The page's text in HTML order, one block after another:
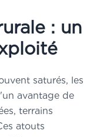
: un
saturés, les
avantage de
terrains
atouts